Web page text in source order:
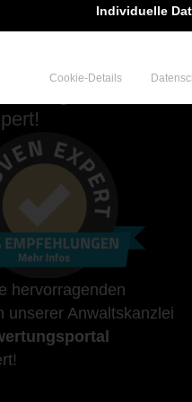
auf
hervorragenden
unserer Anwaltskanzlei
Individuelle
Cookie-Details